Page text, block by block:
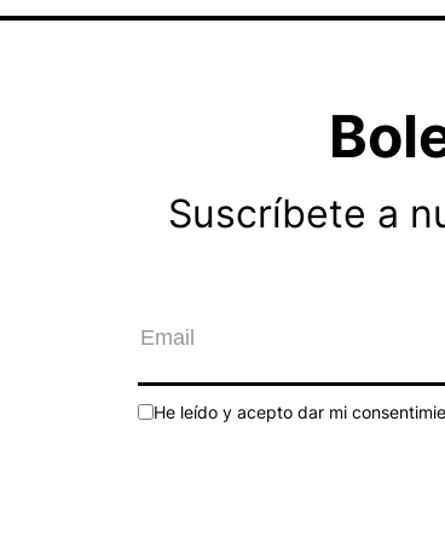
Suscríbete a
He leído y acepto dar mi